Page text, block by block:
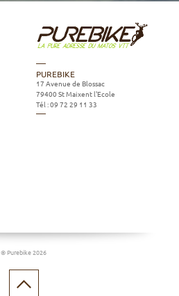
PUREBIKE
17 Avenue de Blossac
79400 St Maixent l'Ecole
Tél :09 72 29 11 33
© Purebike 2026